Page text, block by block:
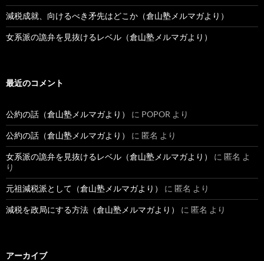
減税成就、向けるべき矛先はどこか（倉山塾メルマガより）
女系派の詭弁を見抜けるレベル（倉山塾メルマガより）
最近のコメント
公約の話（倉山塾メルマガより） に POPOR より
公約の話（倉山塾メルマガより） に 匿名 より
女系派の詭弁を見抜けるレベル（倉山塾メルマガより） に 匿名 よ
り
元祖減税派として（倉山塾メルマガより） に 匿名 より
減税を政局にする方法（倉山塾メルマガより） に 匿名 より
アーカイブ